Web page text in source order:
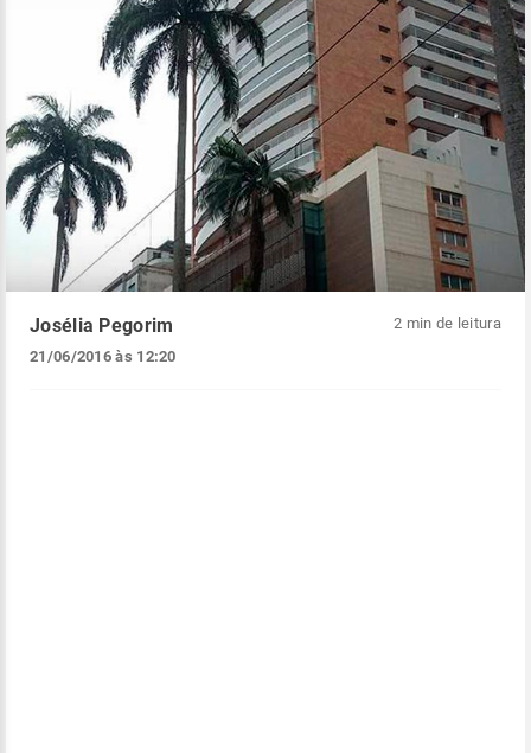
Josélia Pegorim
21/06/2016 às 12:20
2 min de leitura